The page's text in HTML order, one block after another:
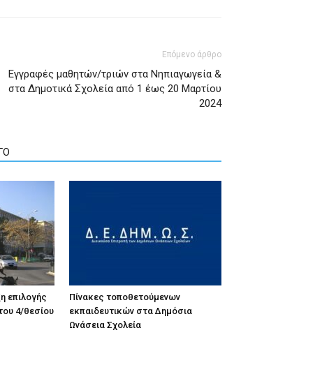
Επόμενο άρθρο
Εγγραφές μαθητών/τριών στα Νηπιαγωγεία &
στα Δημοτικά Σχολεία από 1 έως 20 Μαρτίου
2024
επιλογής
4/θεσίου
Πίνακες τοποθετούμενων
εκπαιδευτικών στα Δημόσια
Ωνάσεια Σχολεία